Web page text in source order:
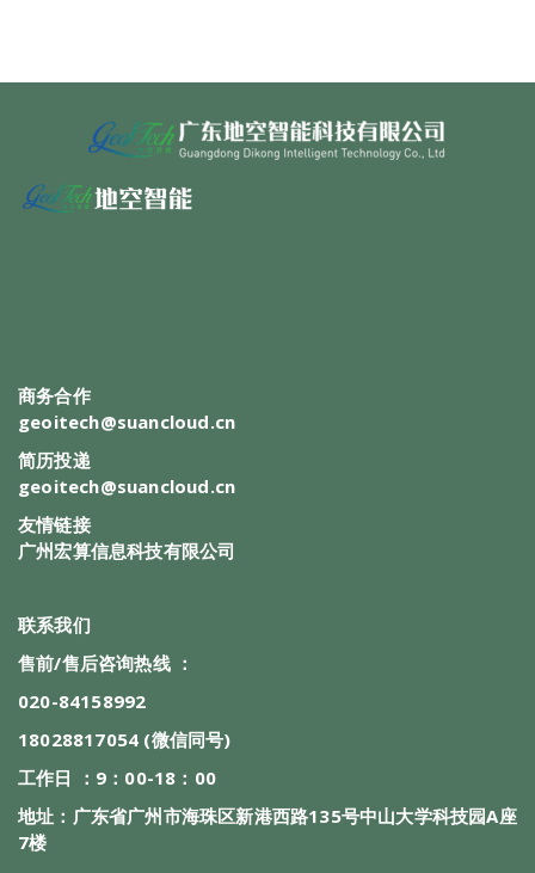
商务合作
geoitech@suancloud.cn
简历投递
geoitech@suancloud.cn
友情链接
广州宏算信息科技有限公司
联系我们
售前/售后咨询热线 ：
020-84158992
18028817054 (微信同号)
工作日 ：9：00-18：00
地址：广东省广州市海珠区新港西路135号中山大学科技园A座
7楼